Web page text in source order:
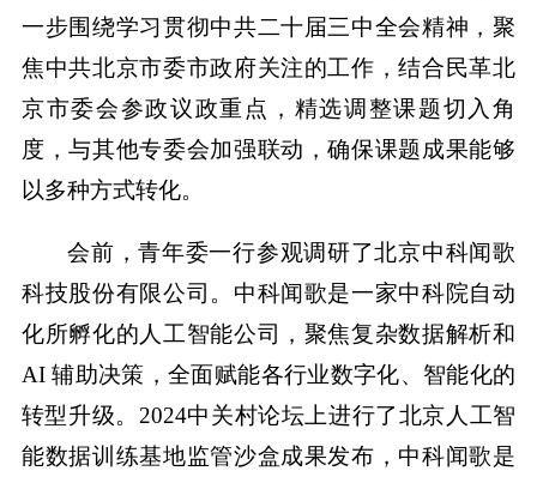
一步围绕学习贯彻中共二十届三中全会精神，聚
焦中共北京市委市政府关注的工作，结合民革北
京市委会参政议政重点，精选调整课题切入角
度，与其他专委会加强联动，确保课题成果能够
以多种方式转化。
会前，青年委一行参观调研了北京中科闻歌
科技股份有限公司。中科闻歌是一家中科院自动
化所孵化的人工智能公司，聚焦复杂数据解析和
AI 辅助决策，全面赋能各行业数字化、智能化的
转型升级。2024中关村论坛上进行了北京人工智
能数据训练基地监管沙盒成果发布，中科闻歌是